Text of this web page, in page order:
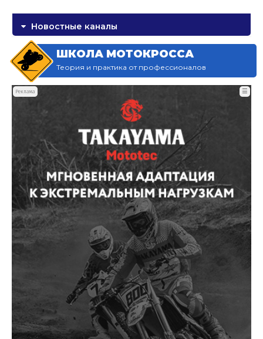
Новостные каналы
ШКОЛА МОТОКРОССА
Теория и практика от профессионалов
Реклама ☰